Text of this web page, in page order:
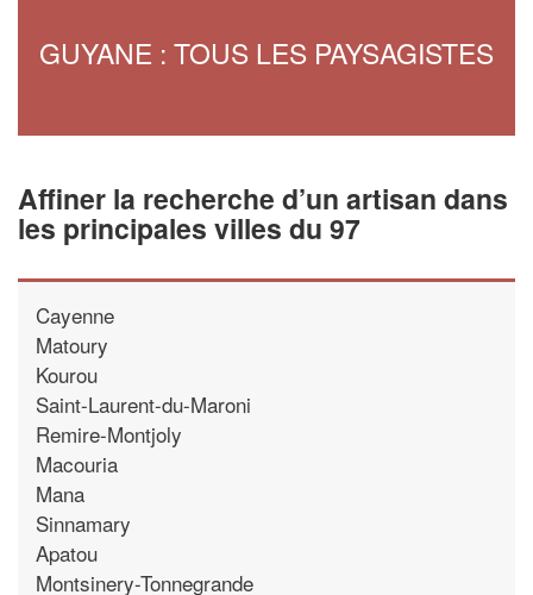
GUYANE : TOUS LES PAYSAGISTES
Affiner la recherche d’un artisan dans
les principales villes du 97
Cayenne
Matoury
Kourou
Saint-Laurent-du-Maroni
Remire-Montjoly
Macouria
Mana
Sinnamary
Apatou
Montsinery-Tonnegrande